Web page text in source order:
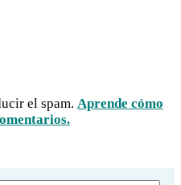
el spam. Aprende cómo